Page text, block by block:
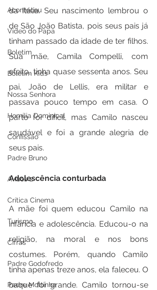
Aconteceu
Video do Papa
Boletim
Boletim Kids
Nossa Senhora
Homilia Dominical
Confissão
Padre Bruno
Avisos 2
Crítica Cinema
Turismo
Cifras
Padre Godofredo
Padre Mottinha
da Itália. Seu nascimento lembrou o
de São João Batista, pois seus pais já
tinham passado da idade de ter filhos.
Sua mãe, Camila Compelli, com
efeito, tinha quase sessenta anos. Seu
pai, João de Lellis, era militar e
passava pouco tempo em casa. O
parto foi difícil, mas Camilo nasceu
saudável e foi a grande alegria de
seus pais.
Adolescência conturbada
A mãe foi quem educou Camilo na
infância e adolescência. Educou-o na
religião, na moral e nos bons
costumes. Porém, quando Camilo
tinha apenas treze anos, ela faleceu. O
baque foi grande. Camilo tornou-se